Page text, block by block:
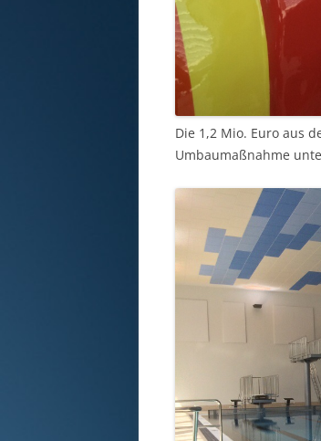
Die 1,2 Mio. Euro aus
Umbaumaßnahme